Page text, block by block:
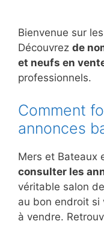
Bienvenue sur
Découvrez de
et neufs en
professionnels.
Comment
annonces
Mers et Bateaux
consulter les
véritable salon
au bon endroit si
à vendre.